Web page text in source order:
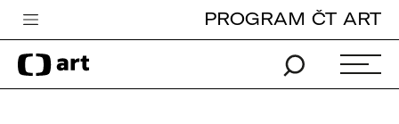
Česká televize
Zpravodajství
PROGRAM ČT ART